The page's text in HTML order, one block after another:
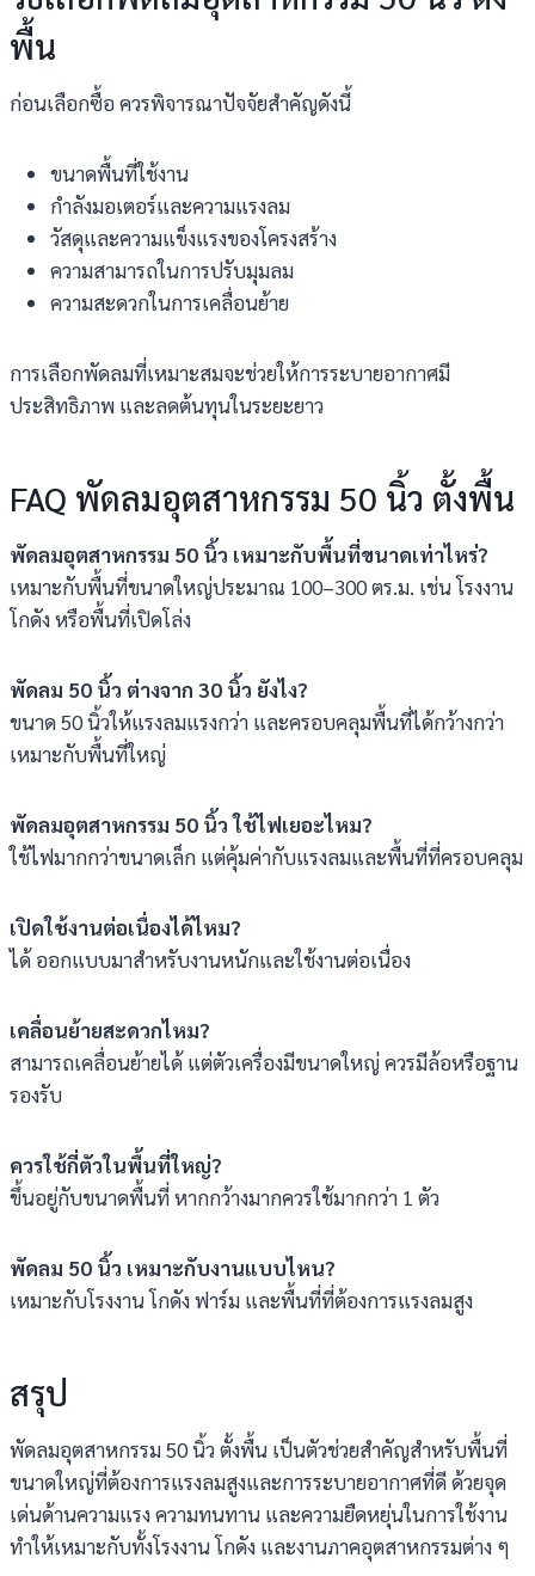
พื้น
ก่อนเลือกซื้อ ควรพิจารณาปัจจัยสำคัญดังนี้
ขนาดพื้นที่ใช้งาน
กำลังมอเตอร์และความแรงลม
วัสดุและความแข็งแรงของโครงสร้าง
ความสามารถในการปรับมุมลม
ความสะดวกในการเคลื่อนย้าย
การเลือกพัดลมที่เหมาะสมจะช่วยให้การระบายอากาศมี
ประสิทธิภาพ และลดต้นทุนในระยะยาว
FAQ พัดลมอุตสาหกรรม 50 นิ้ว ตั้งพื้น
พัดลมอุตสาหกรรม 50 นิ้ว เหมาะกับพื้นที่ขนาดเท่าไหร่?
เหมาะกับพื้นที่ขนาดใหญ่ประมาณ 100–300 ตร.ม. เช่น โรงงาน
โกดัง หรือพื้นที่เปิดโล่ง
พัดลม 50 นิ้ว ต่างจาก 30 นิ้ว ยังไง?
ขนาด 50 นิ้วให้แรงลมแรงกว่า และครอบคลุมพื้นที่ได้กว้างกว่า
เหมาะกับพื้นที่ใหญ่
พัดลมอุตสาหกรรม 50 นิ้ว ใช้ไฟเยอะไหม?
ใช้ไฟมากกว่าขนาดเล็ก แต่คุ้มค่ากับแรงลมและพื้นที่ที่ครอบคลุม
เปิดใช้งานต่อเนื่องได้ไหม?
ได้ ออกแบบมาสำหรับงานหนักและใช้งานต่อเนื่อง
เคลื่อนย้ายสะดวกไหม?
สามารถเคลื่อนย้ายได้ แต่ตัวเครื่องมีขนาดใหญ่ ควรมีล้อหรือฐาน
รองรับ
ควรใช้กี่ตัวในพื้นที่ใหญ่?
ขึ้นอยู่กับขนาดพื้นที่ หากกว้างมากควรใช้มากกว่า 1 ตัว
พัดลม 50 นิ้ว เหมาะกับงานแบบไหน?
เหมาะกับโรงงาน โกดัง ฟาร์ม และพื้นที่ที่ต้องการแรงลมสูง
สรุป
พัดลมอุตสาหกรรม 50 นิ้ว ตั้งพื้น เป็นตัวช่วยสำคัญสำหรับพื้นที่
ขนาดใหญ่ที่ต้องการแรงลมสูงและการระบายอากาศที่ดี ด้วยจุด
เด่นด้านความแรง ความทนทาน และความยืดหยุ่นในการใช้งาน
ทำให้เหมาะกับทั้งโรงงาน โกดัง และงานภาคอุตสาหกรรมต่าง ๆ